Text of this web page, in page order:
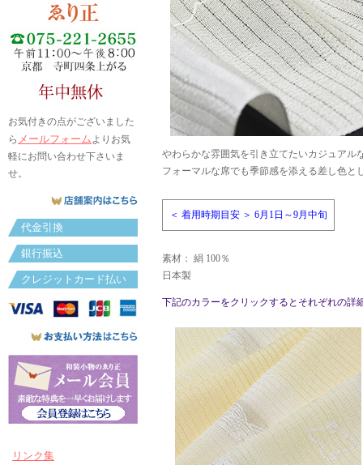
お気付きの点がございました
ら メールフォームよりお気
軽にお問い合わせ下さいま
せ。
代金引換
銀行振込
クレジットカード払い
リンク集
やわらかな雰囲気を引き立てたいカジュアル
フォーマルな席でも季節感を添える差し色と
＜ 着用時期目安 ＞ 6月1日～9月中旬
素材： 絹 100％
日本製
下記のカラーをクリックするとそれぞれの詳